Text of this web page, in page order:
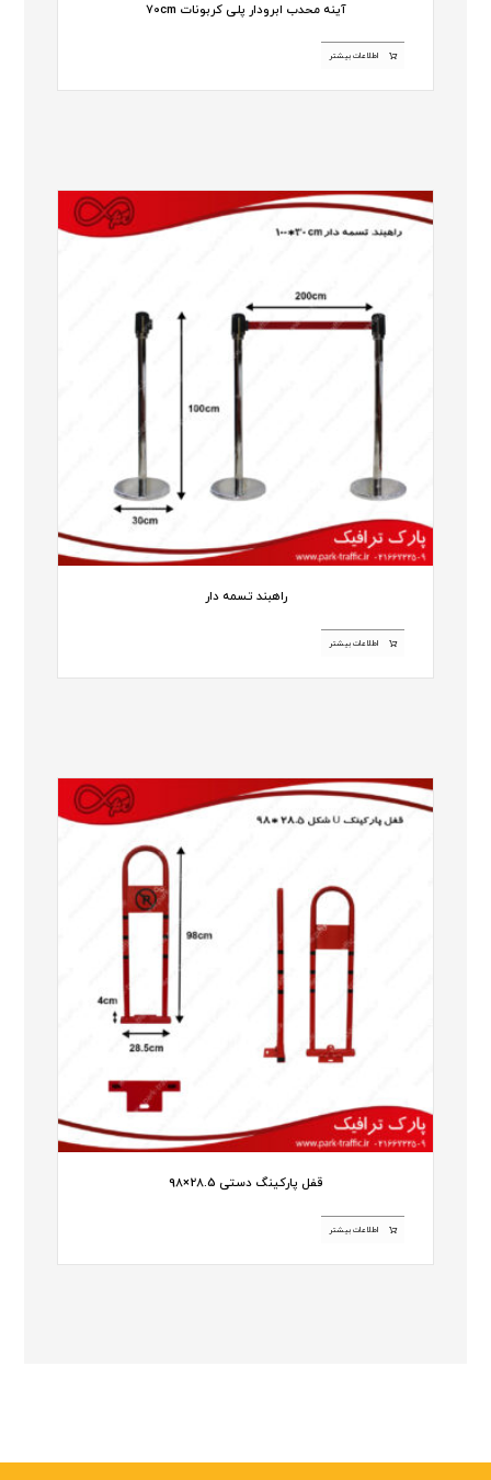
آینه محدب ابرودار پلی کربونات 70cm
اطلاعات بیشتر
راهبند تسمه دار
اطلاعات بیشتر
قفل پارکینگ دستی 28.5×98
اطلاعات بیشتر